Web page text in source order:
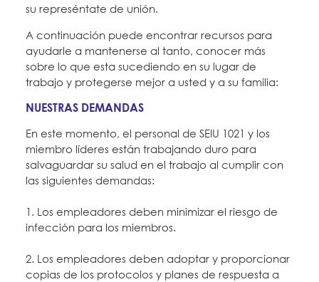
su represéntate de unión.
A continuación puede encontrar recursos para
ayudarle a mantenerse al tanto, conocer más
sobre lo que esta sucediendo en su lugar de
trabajo y protegerse mejor a usted y a su familia:
NUESTRAS DEMANDAS
En este momento, el personal de SEIU 1021 y los
miembro líderes están trabajando duro para
salvaguardar su salud en el trabajo al cumplir con
las siguientes demandas:
1. Los empleadores deben minimizar el riesgo de
infección para los miembros.
2. Los empleadores deben adoptar y proporcionar
copias de los protocolos y planes de respuesta a